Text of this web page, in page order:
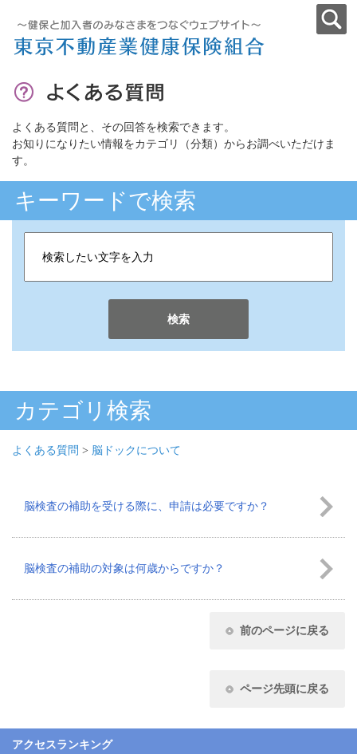
よくある質問と、その回答を検索できます。
お知りになりたい情報をカテゴリ（分類）からお調べいただけま
す。
キーワードで検索
検索
カテゴリ検索
よくある質問 > 脳ドックについて
脳検査の補助を受ける際に、申請は必要ですか？
脳検査の補助の対象は何歳からですか？
前のページに戻る
ページ先頭に戻る
アクセスランキング